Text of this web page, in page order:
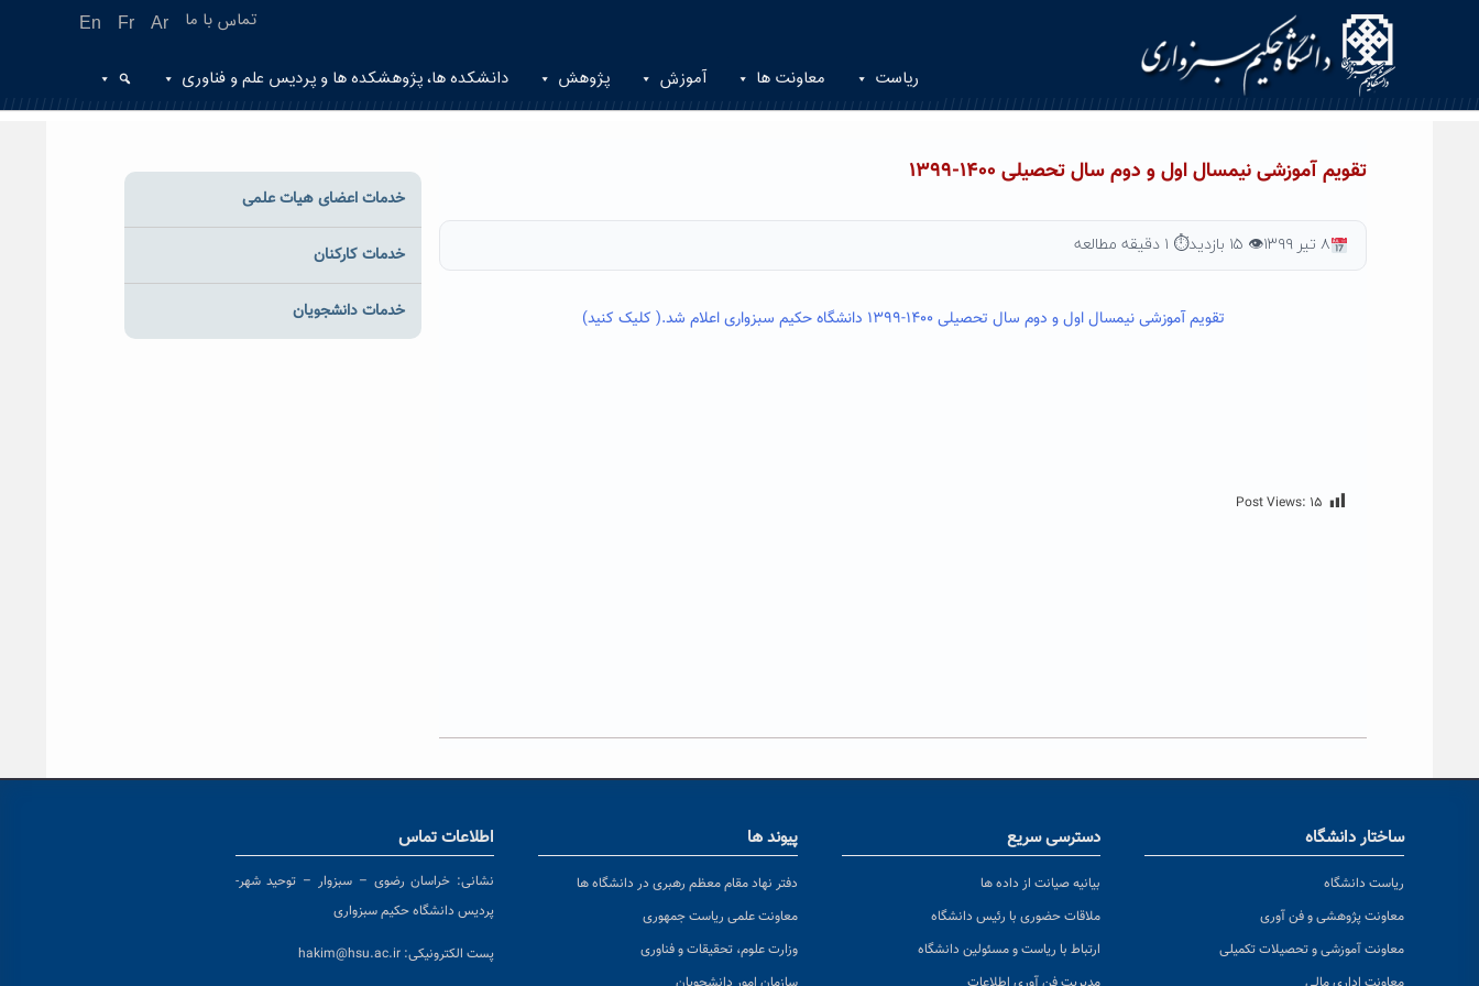
En Fr Ar تماس با ما
ریاست معاونت ها آموزش پژوهش دانشکده ها، پژوهشکده ها و پردیس علم و فناوری
تقویم آموزشی نیمسال اول و دوم سال تحصیلی ۱۴۰۰-۱۳۹۹
۸ تیر ۱۳۹۹ 👁 ۱۵ بازدید ⏱ ۱ دقیقه مطالعه
تقویم آموزشی نیمسال اول و دوم سال تحصیلی ۱۴۰۰-۱۳۹۹ دانشگاه حکیم سبزواری اعلام شد.( کلیک کنید)
Post Views: ۱۵
خدمات اعضای هیات علمی
خدمات کارکنان
خدمات دانشجویان
ساختار دانشگاه
ریاست دانشگاه
معاونت پژوهشی و فن آوری
معاونت آموزشی و تحصیلات تکمیلی
دسترسی سریع
بیانیه صیانت از داده ها
ملاقات حضوری با رئیس دانشگاه
ارتباط با ریاست و مسئولین دانشگاه
پیوند ها
دفتر نهاد مقام معظم رهبری در دانشگاه ها
معاونت علمی ریاست جمهوری
وزارت علوم، تحقیقات و فناوری
اطلاعات تماس
نشانی: خراسان رضوی – سبزوار – توحید شهر-
پردیس دانشگاه حکیم سبزواری
پست الکترونیکی: hakim@hsu.ac.ir